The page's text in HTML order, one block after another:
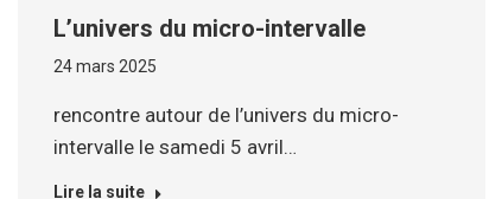
L’univers du micro-intervalle
24 mars 2025
rencontre autour de l’univers du micro-
intervalle le samedi 5 avril…
Lire la suite